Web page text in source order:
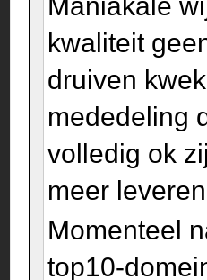
Maniakale
kwaliteit
druiven
mededeling
volledig ok
meer
Momenteel
top10-